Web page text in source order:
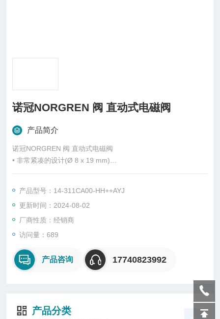
诺冠NORGREN 阀 直动式电磁阀
产品简介
诺冠NORGREN 阀 直动式电磁阀
• 非常紧凑的设计(Ø 8 x 19 mm)
• 低功耗(0,5 W)，使用寿命
• 流量-尺寸比高
产品型号：14-311CA00-HH++AYJ
更新时间：2024-08-02
厂商性质：经销商
访问量：689
产品咨询 17740823992
产品分类